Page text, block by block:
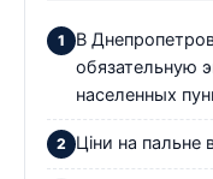
В
обязательную
населенных
Ціни на пальне